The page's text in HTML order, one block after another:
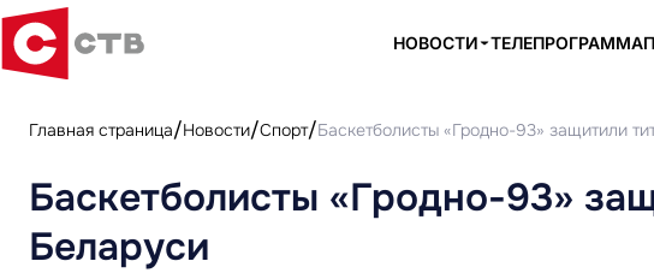
НОВОСТИ ТЕЛЕПРОГРАММА
Главная страница Новости Спорт Баскетболисты «Гродно-93» защитили
Баскетболисты «Гродно-93»
Беларуси